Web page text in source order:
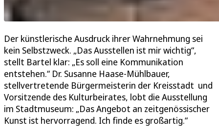
Der künstlerische Ausdruck ihrer Wahrnehmung sei
kein Selbstzweck. „Das Ausstellen ist mir wichtig“,
stellt Bartel klar: „Es soll eine Kommunikation
entstehen.“ Dr. Susanne Haase-Mühlbauer,
stellvertretende Bürgermeisterin der Kreisstadt und
Vorsitzende des Kulturbeirates, lobt die Ausstellung
im Stadtmuseum: „Das Angebot an zeitgenössischer
Kunst ist hervorragend. Ich finde es großartig.“